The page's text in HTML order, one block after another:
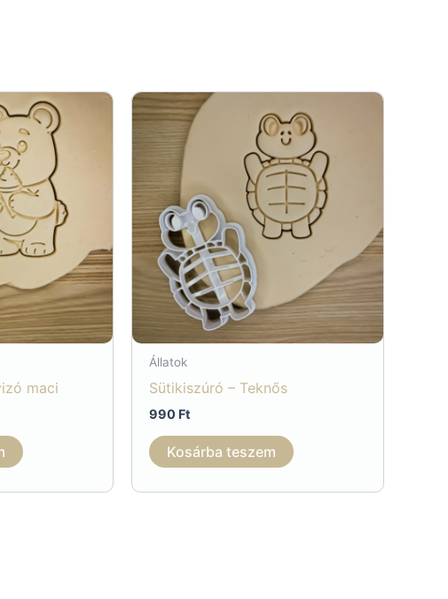
maci
Állatok
Sütikiszúró – Teknős
990 Ft
Kosárba teszem